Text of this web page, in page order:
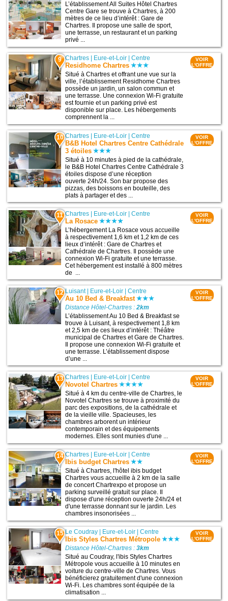
L’établissement All Suites Hôtel Chartres
Centre Gare se trouve à Chartres, à 200
mètres de ce lieu d’intérêt : Gare de
Chartres. Il propose une salle de sport,
une terrasse, un restaurant et un parking
privé ...
9 Chartres Eure-et-Loir |Centre
Residhome Chartres
Situé à Chartres et offrant une vue sur la
ville, l’établissement Residhome Chartres
possède un jardin, un salon commun et
une terrasse. Une connexion Wi-Fi gratuite
est fournie et un parking privé est
disponible sur place. Les hébergements
comprennent la ...
VOIR
L'OFFRE
10 Chartres | Eure-et-Loir |Centre
B&B Hotel Chartres Centre Cathédrale
3 étoiles
Situé à 10 minutes à pied de la cathédrale,
le B&B Hotel Chartres Centre Cathédrale 3
étoiles dispose d’une réception
ouverte 24h/24. Son bar propose des
pizzas, des boissons en bouteille, des
plats à partager et des ...
VOIR
L'OFFRE
11 Chartres | Eure-et-Loir |Centre
La Rosace
L’hébergement La Rosace vous accueille
à respectivement 1,6 km et 1,2 km de ces
lieux d’intérêt : Gare de Chartres et
Cathédrale de Chartres. Il possède une
connexion Wi-Fi gratuite et une terrasse.
Cet hébergement est installé à 800 mètres
de ...
VOIR
L'OFFRE
12 Luisant| Eure-et-Loir |Centre
Au 10 Bed & Breakfast
Distance Hôtel-Chartres :2km
L’établissement Au 10 Bed & Breakfast se
trouve à Luisant, à respectivement 1,8 km
et 2,5 km de ces lieux d’intérêt : Théâtre
municipal de Chartres et Gare de Chartres.
Il propose une connexion Wi-Fi gratuite et
une terrasse. L’établissement dispose
d’une ...
VOIR
L'OFFRE
13 Chartres Eure-et-Loir |Centre
Novotel Chartres
Situé à 4 km du centre-ville de Chartres, le
Novotel Chartres se trouve à proximité du
parc des expositions, de la cathédrale et
de la vieille ville. Spacieuses, les
chambres arborent un intérieur
contemporain et des équipements
modernes. Elles sont munies d'une ...
VOIR
L'OFFRE
14 Chartres Eure-et-Loir |Centre
Ibis budget Chartres
Situé à Chartres, l'hôtel ibis budget
Chartres vous accueille à 2 km de la salle
de concert Chartrexpo et propose un
parking surveillé gratuit sur place. Il
dispose d'une réception ouverte 24h/24 et
d'une terrasse donnant sur le jardin. Les
chambres insonorisées ...
VOIR
L'OFFRE
15 Le Coudray Eure-et-Loir |Centre
Ibis Styles Chartres Métropole
Distance Hôtel-Chartres :3km
Situé au Coudray, l'ibis Styles Chartres
Métropole vous accueille à 10 minutes en
voiture du centre-ville de Chartres. Vous
bénéficierez gratuitement d'une connexion
Wi-Fi. Les chambres sont équipée de la
climatisation ...
VOIR
L'OFFRE